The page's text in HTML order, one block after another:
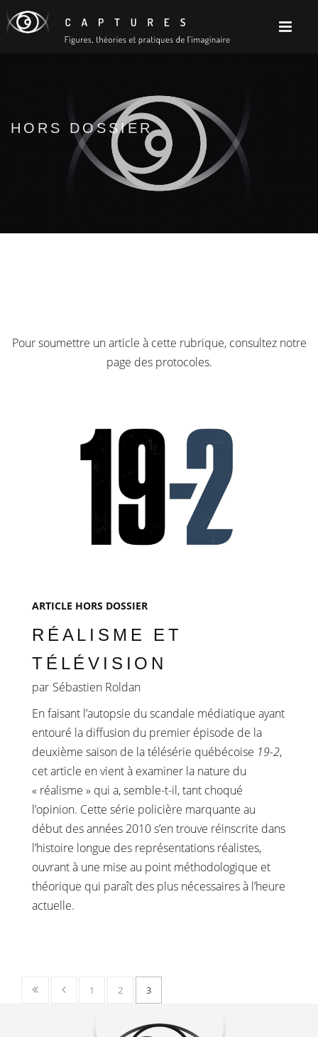
HORS DOSSIER
Pour soumettre un article à cette rubrique, consultez notre
page des protocoles.
ARTICLE HORS DOSSIER
RÉALISME ET
TÉLÉVISION
par Sébastien Roldan
En faisant l’autopsie du scandale médiatique ayant
entouré la diffusion du premier épisode de la
deuxième saison de la télésérie québécoise 19-2,
cet article en vient à examiner la nature du
« réalisme » qui a, semble-t-il, tant choqué
l’opinion. Cette série policière marquante au
début des années 2010 s’en trouve réinscrite dans
l’histoire longue des représentations réalistes,
ouvrant à une mise au point méthodologique et
théorique qui paraît des plus nécessaires à l’heure
actuelle.
1 2 3